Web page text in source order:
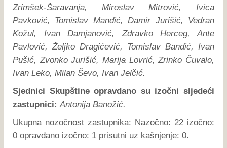
Zrimšek-Šaravanja, Miroslav Mitrović, Ivica
Pavković, Tomislav Mandić, Damir Jurišić, Vedran
Kožul, Ivan Damjanović, Zdravko Herceg, Ante
Pavlović, Željko Dragićević, Tomislav Bandić, Ivan
Pušić, Zvonko Jurišić, Marija Lovrić, Zrinko Čuvalo,
Ivan Leko, Milan Ševo, Ivan Jelčić.
Sjednici Skupštine opravdano su izočni sljedeći
zastupnici: Antonija Banožić.
Ukupna nozočnost zastupnika: Nazočno: 22 izočno:
0 opravdano izočno: 1 prisutni uz kašnjenje: 0.